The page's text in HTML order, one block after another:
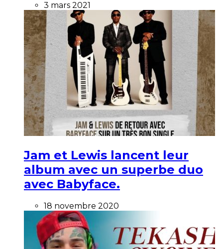
3 mars 2021
Jam et Lewis lancent leur
album avec un superbe duo
avec Babyface.
18 novembre 2020